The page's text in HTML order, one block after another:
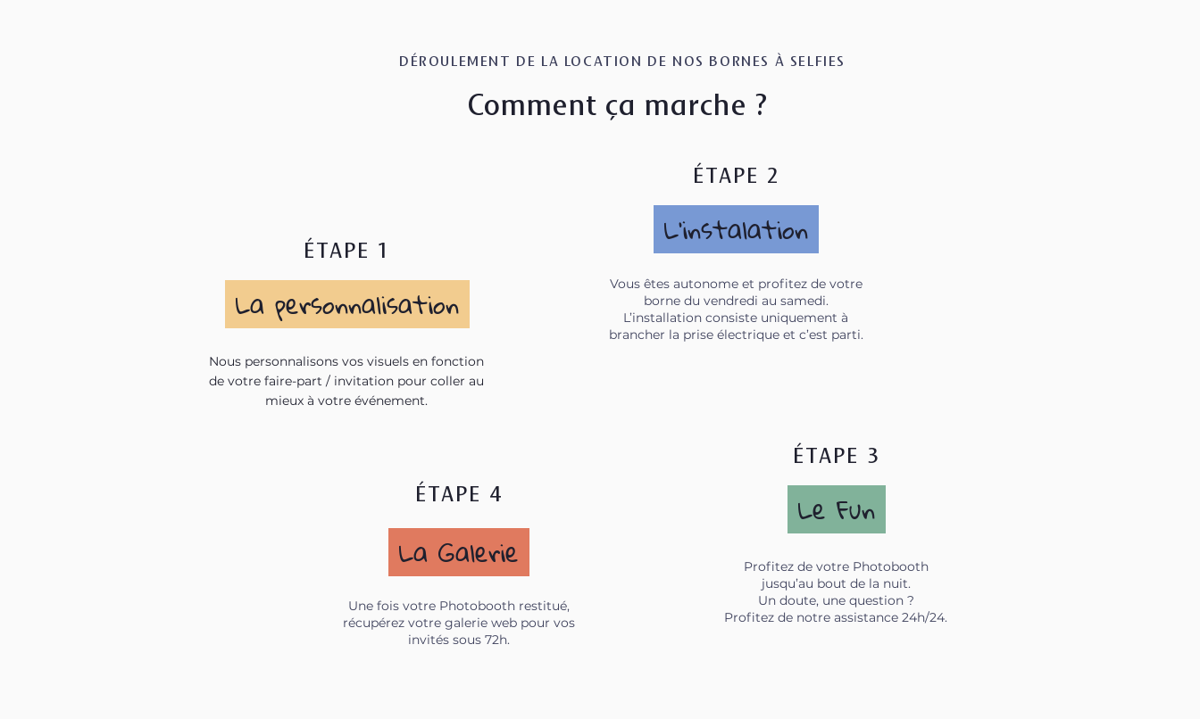
DÉROULEMENT DE LA LOCATION DE NOS BORNES À SELFIES
Comment ça marche ?
ÉTAPE 1
La personnalisation
Nous personnalisons vos visuels en fonction
de votre faire-part / invitation pour coller au
mieux à votre événement.
ÉTAPE 2
L'instalation
Vous êtes autonome et profitez de votre
borne du vendredi au samedi.
L’installation consiste uniquement à
brancher la prise électrique et c’est parti.
ÉTAPE 3
Le Fun
Profitez de votre Photobooth
jusqu’au bout de la nuit.
Un doute, une question ?
Profitez de notre assistance 24h/24.
ÉTAPE 4
La Galerie
Une fois votre Photobooth restitué,
récupérez votre galerie web pour vos
invités sous 72h.